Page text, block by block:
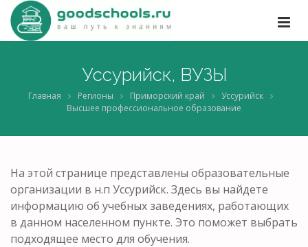
Уссурийск, ВУЗЫ
Главная Регионы Приморский край
Уссурийск
Высшее профессиональное образование
На этой странице представлены образовательные
организации в н.п Уссурийск. Здесь вы найдете
информацию об учебных заведениях, работающих
в данном населенном пункте. Это поможет выбрать
подходящее место для обучения.